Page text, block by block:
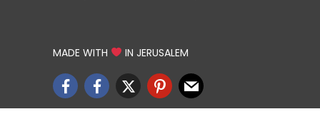
MADE WITH IN JERUSALEM